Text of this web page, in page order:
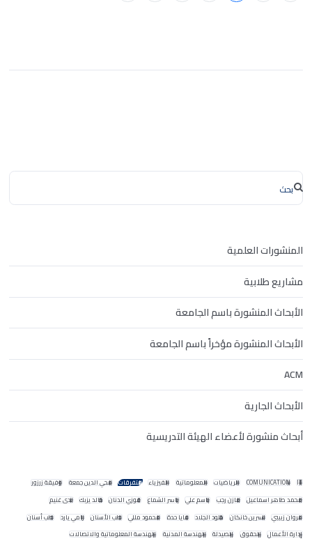
المنشورات العلمية
مشاريع طلابية
الأبحاث المنشورة باسم الجامعة
الأبحاث المنشورة مؤخراً باسم الجامعة
ACM
الأبحاث الجارية
أبحاث منشورة لأعضاء الهيئة التدريسية
IT
COMUNICATION الرياضيات المعلوماتية الفيزياء متفرقات محي الدين جمعة وفيقة زرزور
محمد طاهر اسماعيل مازن رجب باسم علي ياسر الشماع فوزي الدنان خالد يزبك ندى غنيم
مروان زبيبي نسرين خانكان خلود الجلاد مايا حدة محمود مللي طب الأسنان رامي يارد طب أسنان
إدارة الأعمال الحقوق الصيدلة الهندسة المدنية الهندسة المعلوماتية والاتصالات